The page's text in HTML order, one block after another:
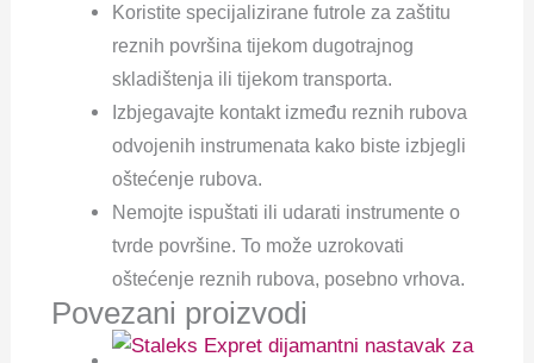
Koristite specijalizirane futrole za zaštitu
reznih površina tijekom dugotrajnog
skladištenja ili tijekom transporta.
Izbjegavajte kontakt između reznih rubova
odvojenih instrumenata kako biste izbjegli
oštećenje rubova.
Nemojte ispuštati ili udarati instrumente o
tvrde površine. To može uzrokovati
oštećenje reznih rubova, posebno vrhova.
Povezani proizvodi